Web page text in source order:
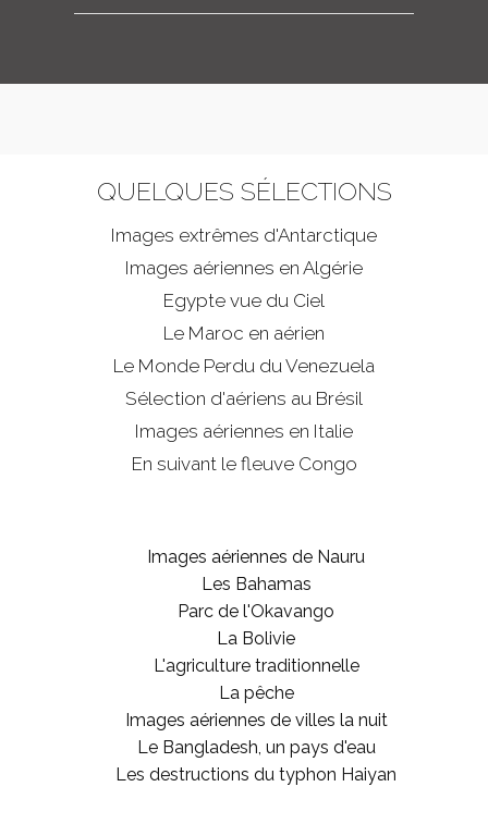
QUELQUES SÉLECTIONS
Images extrêmes d'Antarctique
Images aériennes en Algérie
Egypte vue du Ciel
Le Maroc en aérien
Le Monde Perdu du Venezuela
Sélection d'aériens au Brésil
Images aériennes en Italie
En suivant le fleuve Congo
Images aériennes de Nauru
Les Bahamas
Parc de l'Okavango
La Bolivie
L'agriculture traditionnelle
La pêche
Images aériennes de villes la nuit
Le Bangladesh, un pays d'eau
Les destructions du typhon Haiyan